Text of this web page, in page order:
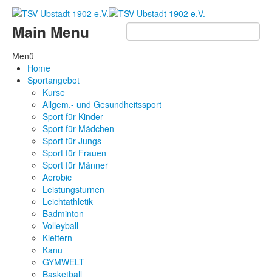
Main Menu
Menü
Home
Sportangebot
Kurse
Allgem.- und Gesundheitssport
Sport für Kinder
Sport für Mädchen
Sport für Jungs
Sport für Frauen
Sport für Männer
Aerobic
Leistungsturnen
Leichtathletik
Badminton
Volleyball
Klettern
Kanu
GYMWELT
Basketball